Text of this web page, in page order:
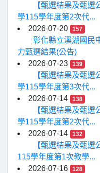
【甄選結果及甄
學115學年度第2次代...
2026-07-20
157
彰化縣立溪湖國民
力甄選結果(公告)
2026-07-23
139
【甄選結果及甄
學115學年度第3次代...
2026-07-14
138
【甄選結果及甄
學115學年度第2次代...
2026-07-14
132
【甄選結果及甄
115學年度第1次教學...
2026-07-16
128